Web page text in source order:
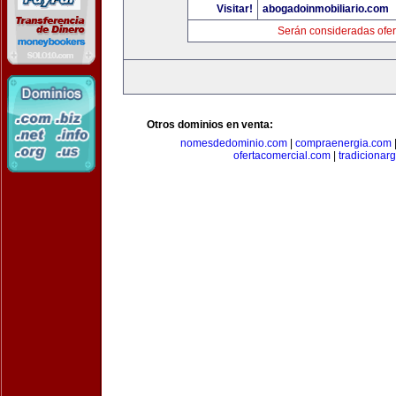
Visitar!
abogadoinmobiliario.com
Serán consideradas
Otros dominios en venta:
nomesdedominio.com| compraenergia.com
ofertacomercial.com